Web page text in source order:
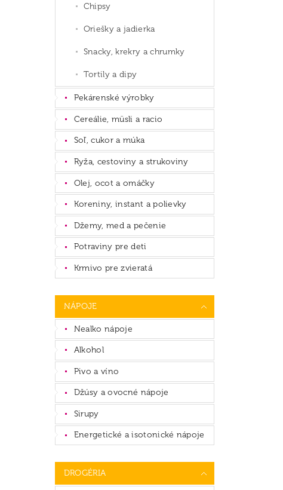
Chipsy
Oriešky a jadierka
Snacky, krekry a chrumky
Tortily a dipy
Pekárenské výrobky
Cereálie, müsli a racio
Soľ, cukor a múka
Ryža, cestoviny a strukoviny
Olej, ocot a omáčky
Koreniny, instant a polievky
Džemy, med a pečenie
Potraviny pre deti
Krmivo pre zvieratá
NÁPOJE
Nealko nápoje
Alkohol
Pivo a víno
Džúsy a ovocné nápoje
Sirupy
Energetické a isotonické nápoje
DROGÉRIA